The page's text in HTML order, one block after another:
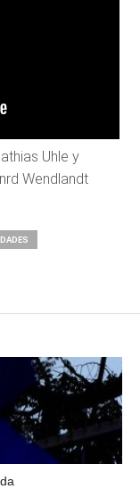
Uhle y
Wendlandt